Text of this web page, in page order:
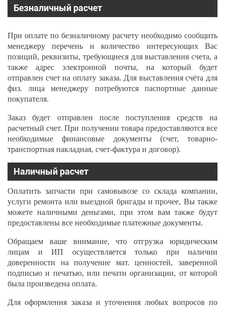
Безналичный расчет
При оплате по безналичному расчету необходимо сообщить
менеджеру перечень и количество интересующих Вас
позиций, реквизиты, требующиеся для выставления счета, а
также адрес электронной почты, на который будет
отправлен счет на оплату заказа. Для выставления счёта для
физ. лица менеджеру потребуются паспортные данные
покупателя.
Заказ будет отправлен после поступления средств на
расчетный счет. При получении товара предоставляются все
необходимые финансовые документы (счет, товарно-
транспортная накладная, счет-фактура и договор).
Наличный расчет
Оплатить запчасти при самовывозе со склада компании,
услуги ремонта или выездной бригады и прочее, Вы также
можете наличными деньгами, при этом вам также будут
предоставлены все необходимые платежные документы.
Обращаем ваше внимание, что отгрузка юридическим
лицам и ИП осуществляется только при наличии
доверенности на получение мат. ценностей, заверенной
подписью и печатью, или печати организации, от которой
была произведена оплата.
Для оформления заказа и уточнения любых вопросов по